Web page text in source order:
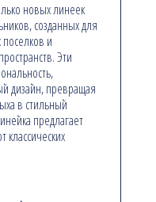
новых линеек
созданных для
и
Эти
дизайн, превращая
в стильный
предлагает